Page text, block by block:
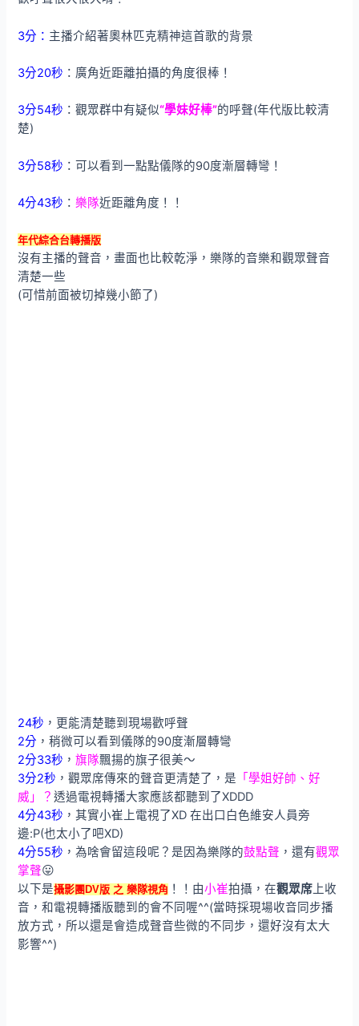
3分： 主播介紹著奧林匹克精神這首歌的背景
3分20秒 ：廣角近距離拍攝的角度很棒！
3分54秒 ：觀眾群中有疑似“學妹好棒”的呼聲(年代版比較清
楚)
3分58秒 ：可以看到一點點儀隊的90度漸層轉彎！
4分43秒 ：樂隊近距離角度！！
年代綜合台轉播版
沒有主播的聲音，畫面也比較乾淨，樂隊的音樂和觀眾聲音
清楚一些
(可惜前面被切掉幾小節了)
24秒 ，更能清楚聽到現場歡呼聲
2分 ，稍微可以看到儀隊的90度漸層轉彎
2分33秒 ，旗隊飄揚的旗子很美～
3分2秒 ，觀眾席傳來的聲音更清楚了，是 「學姐好帥、好
威」？透過電視轉播大家應該都聽到了XDDD
4分43秒 ，其實小崔上電視了XD 在出口白色維安人員旁
邊:P(也太小了吧XD)
4分55秒 ，為啥會留這段呢？是因為樂隊的鼓點聲 ，還有觀眾
掌聲😛
以下是攝影團DV版 之 樂隊視角 ！！ 由小崔拍攝，在觀眾席 上收
音，和電視轉播版聽到的會不同喔^^(當時採現場收音同步播
放方式，所以還是會造成聲音些微的不同步，還好沒有太大
影響^^)